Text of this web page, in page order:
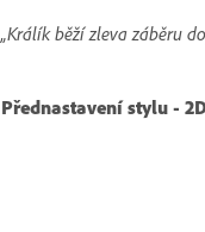
„Králík běží zleva záběru
Přednastavení stylu -